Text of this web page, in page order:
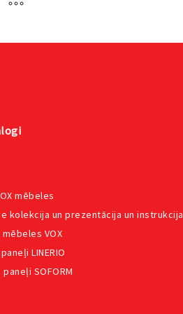
mēbeles
kolekcija un prezentācija un instrukcija
VOX
LINERIO
SOFORM